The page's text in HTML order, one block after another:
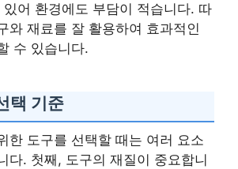
어 환경에도 부담이 적습니다. 따
와 재료를 잘 활용하여 효과적인
수 있습니다.
택 기준
한 도구를 선택할 때는 여러 요소
다. 첫째, 도구의 재질이 중요합니